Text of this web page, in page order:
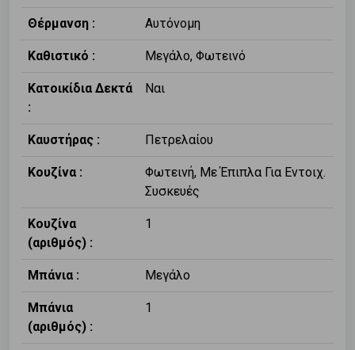
Θέρμανση : Αυτόνομη
Καθιστικό : Μεγάλο, Φωτεινό
Κατοικίδια Δεκτά
:
Ναι
Καυστήρας : Πετρελαίου
Κουζίνα :
Φωτεινή, Με Έπιπλα Για Εντοιχ.
Συσκευές
Κουζίνα
(αριθμός) :
1
Μπάνια : Μεγάλο
Μπάνια
(αριθμός) :
1